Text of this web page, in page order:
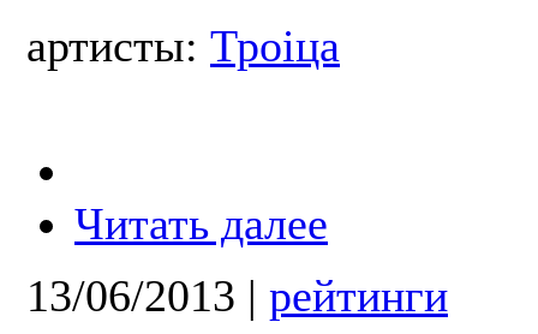
артисты: Троіца
Читать далее
13/06/2013 | рейтинги